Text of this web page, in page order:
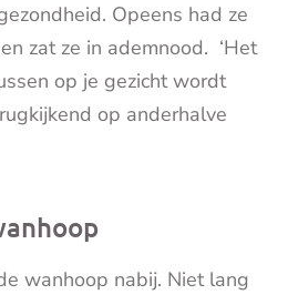
Opeens had ze
zat ze in ademnood. ‘Het
op je gezicht wordt
op anderhalve
wanhoop nabij. Niet lang